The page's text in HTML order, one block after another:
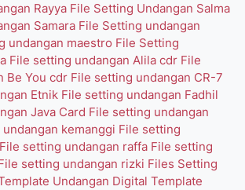
Rayya File Setting Undangan Salma
Samara File Setting undangan
undangan maestro File Setting
File setting undangan Alila cdr File
Be You cdr File setting undangan CR-7
Etnik File setting undangan Fadhil
Java Card File setting undangan
kemanggi File setting
File setting undangan raffa File setting
setting undangan rizki Files Setting
Undangan Digital Template